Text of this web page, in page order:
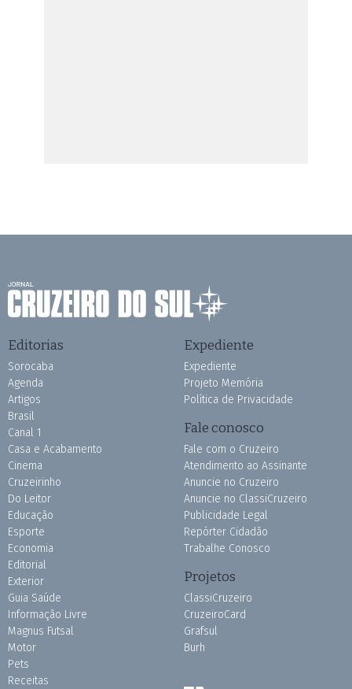
Editorias
Sorocaba
Agenda
Artigos
Brasil
Canal 1
Casa e Acabamento
Cinema
Cruzeirinho
Do Leitor
Educação
Esporte
Economia
Editorial
Exterior
Guia Saúde
Informação Livre
Magnus Futsal
Motor
Pets
Receitas
Expediente
Expediente
Projeto Memória
Política de Privacidade
Fale conosco
Fale com o Cruzeiro
Atendimento ao Assinante
Anuncie no Cruzeiro
Anuncie no ClassiCruzeiro
Publicidade Legal
Repórter Cidadão
Trabalhe Conosco
Projetos
ClassiCruzeiro
CruzeiroCard
Grafsul
Burh